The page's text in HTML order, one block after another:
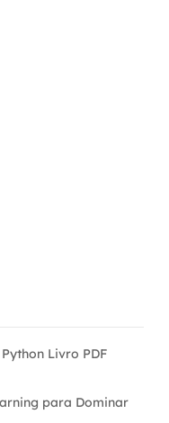
Livro PDF
para Dominar